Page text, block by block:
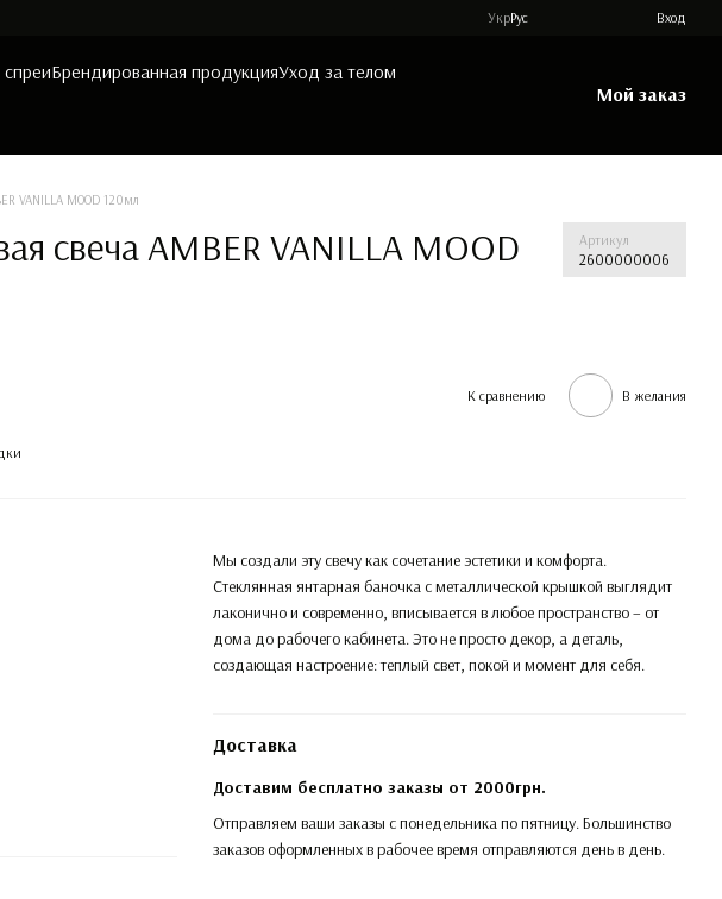
УкрРус Вход
Брендированная продукцияУход за телом
Мой заказ
VANILLA MOOD 120мл
свеча AMBER VANILLA MOOD
Артикул
2600000006
К сравнению В желания
Мы создали эту свечу как сочетание эстетики и комфорта.
Стеклянная янтарная баночка с металлической крышкой выглядит
лаконично и современно, вписывается в любое пространство – от
дома до рабочего кабинета. Это не просто декор, а деталь,
создающая настроение: теплый свет, покой и момент для себя.
Доставка
Доставим бесплатно заказы от 2000грн.
Отправляем ваши заказы с понедельника по пятницу. Большинство
заказов оформленных в рабочее время отправляются день в день.